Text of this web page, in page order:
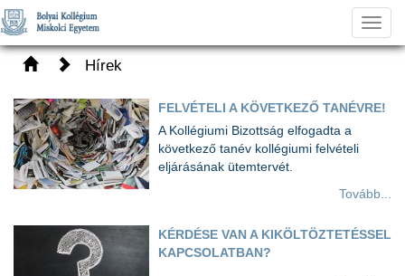
Hírek
FELVÉTELI A KÖVETKEZŐ TANÉVRE!
A Kollégiumi Bizottság elfogadta a
következő tanév kollégiumi felvételi
eljárásának ütemtervét.
Tovább...
KÉRDÉSE VAN A KIKÖLTÖZTETÉSSEL
KAPCSOLATBAN?